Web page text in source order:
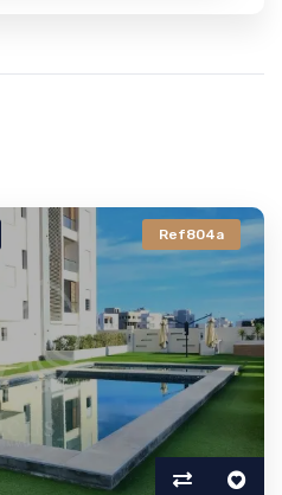
Ref804a